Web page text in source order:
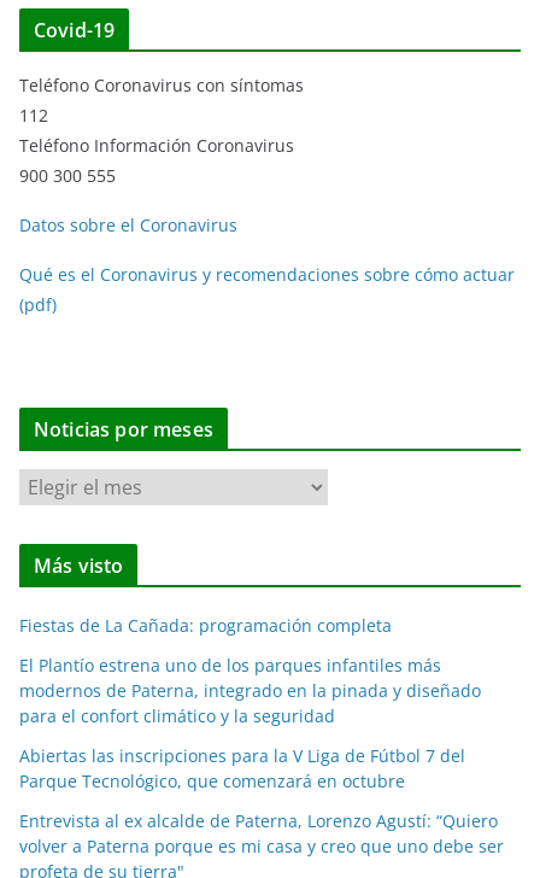
Covid-19
Teléfono Coronavirus con síntomas
112
Teléfono Información Coronavirus
900 300 555
Datos sobre el Coronavirus
Qué es el Coronavirus y recomendaciones sobre cómo actuar
(pdf)
Noticias por meses
N
t
i
a
s
p
o
r
m
e
Más visto
Fiestas de La Cañada: programación completa
El Plantío estrena uno de los parques infantiles más
modernos de Paterna, integrado en la pinada y diseñado
para el confort climático y la seguridad
Abiertas las inscripciones para la V Liga de Fútbol 7 del
Parque Tecnológico, que comenzará en octubre
Entrevista al ex alcalde de Paterna, Lorenzo Agustí: “Quiero
volver a Paterna porque es mi casa y creo que uno debe ser
profeta de su tierra"